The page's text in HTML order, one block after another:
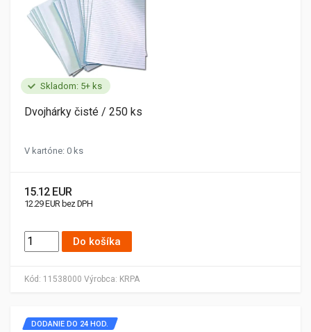
Skladom: 5+ ks
Kód: 11538000 Výrobca: KRPA
Dvojhárky čisté / 250 ks
V kartóne: 0 ks
15.12 EUR
12.29 EUR bez DPH
Do košíka
DODANIE DO 24 HOD.